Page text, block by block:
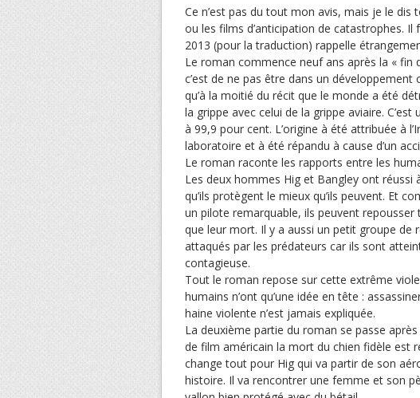
Ce n’est pas du tout mon avis, mais je le dis
ou les films d’anticipation de catastrophes.
2013 (pour la traduction) rappelle
Le roman commence neuf ans après la « fin
c’est de ne pas être dans un
qu’à la moitié du récit que le monde a été
la grippe avec celui de la grippe aviaire.
à 99,9 pour cent. L’origine à été attribuée à
laboratoire et à été répandu à cause d’un
Le roman raconte les rapports entre les
Les deux hommes Hig et Bangley ont
qu’ils protègent le mieux qu’ils peuvent. Et
un pilote remarquable, ils peuvent
que leur mort. Il y a aussi un petit groupe de
attaqués par les prédateurs car ils sont
contagieuse.
Tout le roman repose sur cette extrême
humains n’ont qu’une idée en tête :
haine violente n’est jamais expliquée.
La deuxième partie du roman se passe
de film américain la mort du chien fidèle est
change tout pour Hig qui va partir de son
histoire. Il va rencontrer une femme et son